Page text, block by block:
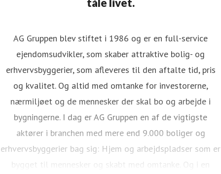
tåle livet.
AG Gruppen blev stiftet i 1986 og er en full-service
ejendomsudvikler, som skaber attraktive bolig- og
erhvervsbyggerier, som afleveres til den aftalte tid, pris
og kvalitet. Og altid med omtanke for investorerne,
nærmiljøet og de mennesker der skal bo og arbejde i
bygningerne. I dag er AG Gruppen en af de vigtigste
aktører i branchen med mere end 9.000 boliger og
erhvervsbyggerier bag sig: Hjem og arbejdspladser som er
bygget til mennesker og skabt med omtanke. Og i en